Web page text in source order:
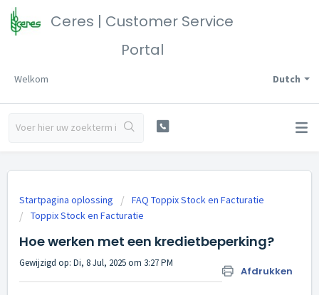
Ceres | Customer Service
Portal
Dutch
Welkom
Startpagina oplossing
FAQ Toppix Stock en Facturatie
Toppix Stock en Facturatie
Hoe werken met een kredietbeperking?
Afdrukken
Gewijzigd op: Di, 8 Jul, 2025 om 3:27 PM